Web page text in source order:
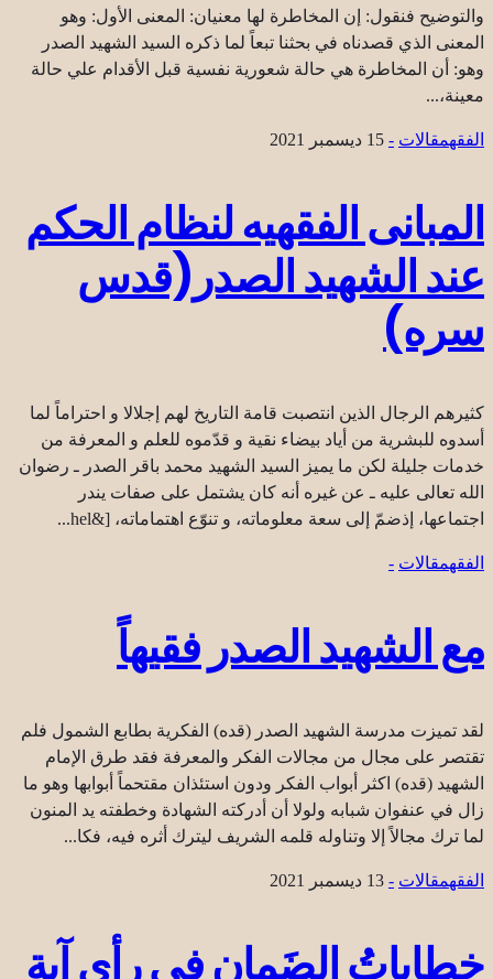
والتوضيح فنقول: إن المخاطرة لها معنيان: المعنى الأول: وهو
المعنى الذي قصدناه في بحثنا تبعاً لما ذكره السيد الشهيد الصدر
وهو: أن المخاطرة هي حالة شعورية نفسية قبل الأقدام علي حالة
معينة،...
الفقهمقالات - 15 ديسمبر 2021
المبانى الفقهيه لنظام الحكم
عند الشهيد الصدر(قدس
سره)
كثيرهم الرجال الذين انتصبت قامة التاريخ لهم إجلالا و احتراماً لما
أسدوه للبشرية من أياد بيضاء نقية و قدّموه للعلم و المعرفة من
خدمات جليلة لكن ما يميز السيد الشهيد محمد باقر الصدر ـ رضوان
الله تعالى عليه ـ عن غيره أنه كان يشتمل على صفات يندر
اجتماعها، إذضمّ إلى سعة معلوماته، و تنوّع اهتماماته، [&hel...
الفقهمقالات -
مع الشهيد الصدر فقيهاً
لقد تميزت مدرسة الشهيد الصدر (قده) الفكرية بطابع الشمول فلم
تقتصر على مجال من مجالات الفكر والمعرفة فقد طرق الإمام
الشهيد (قده) اكثر أبواب الفكر ودون استئذان مقتحماً أبوابها وهو ما
زال في عنفوان شبابه ولولا أن أدركته الشهادة وخطفته يد المنون
لما ترك مجالاً إلا وتناوله قلمه الشريف ليترك أثره فيه، فكا...
الفقهمقالات - 13 ديسمبر 2021
خِطاباتُ الضَمان في رأي آية